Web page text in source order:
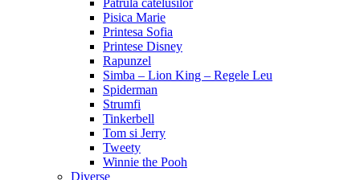
Patrula catelusilor
Pisica Marie
Printesa Sofia
Printese Disney
Rapunzel
Simba – Lion King – Regele Leu
Spiderman
Strumfi
Tinkerbell
Tom si Jerry
Tweety
Winnie the Pooh
Diverse